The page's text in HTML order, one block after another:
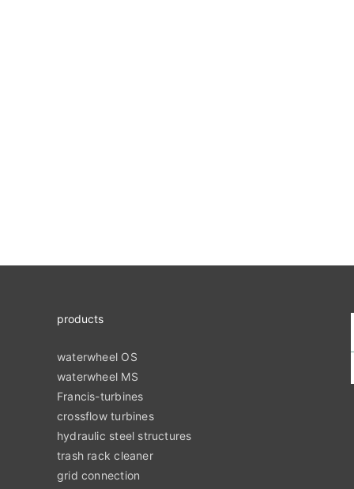
products
waterwheel OS
waterwheel MS
Francis-turbines
crossflow turbines
hydraulic steel structures
trash rack cleaner
grid connection